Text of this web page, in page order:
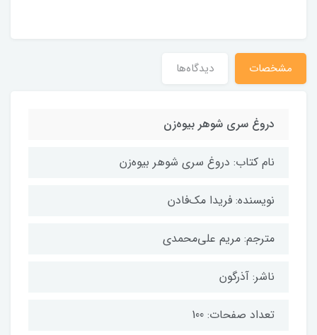
مشخصات دیدگاه‌ها
دروغ سری شوهر بیوه‌زن
نام کتاب: دروغ سری شوهر بیوه‌زن
نویسنده: فریدا مک‌فادن
مترجم: مریم علی‌محمدی
ناشر: آذرگون
تعداد صفحات: 100